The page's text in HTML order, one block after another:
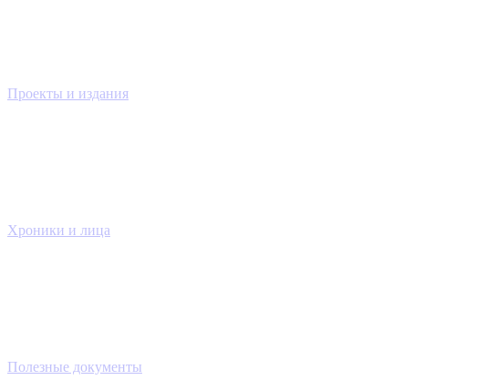
Проекты и издания
Хроники и лица
Полезные документы